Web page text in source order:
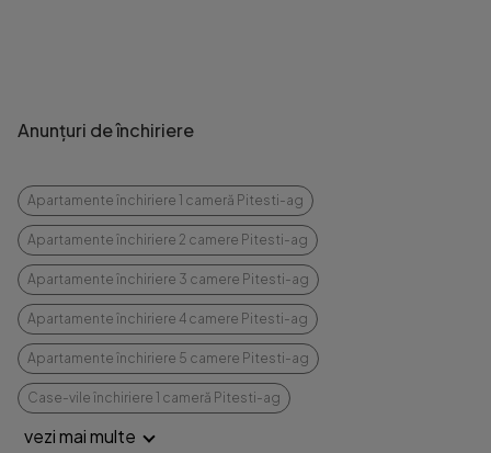
Anunțuri de închiriere
Apartamente închiriere 1 cameră Pitesti-ag
Apartamente închiriere 2 camere Pitesti-ag
Apartamente închiriere 3 camere Pitesti-ag
Apartamente închiriere 4 camere Pitesti-ag
Apartamente închiriere 5 camere Pitesti-ag
Case-vile închiriere 1 cameră Pitesti-ag
vezi mai multe